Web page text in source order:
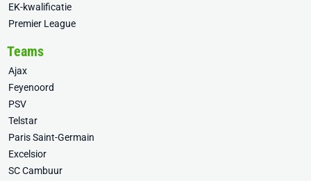
EK-kwalificatie
Premier League
Teams
Ajax
Feyenoord
PSV
Telstar
Paris Saint-Germain
Excelsior
SC Cambuur